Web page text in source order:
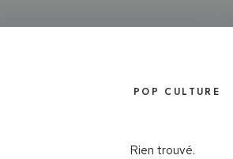
POP CULTURE
Rien trouvé.